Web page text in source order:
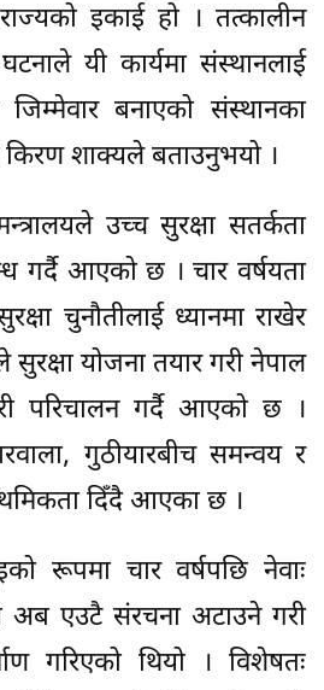
राज्यको इकाई हो । तत्कालीन
यी कार्यमा संस्थानलाई
बनाएको संस्थानका
किरण शाक्यले बताउनुभयो ।
उच्च सुरक्षा सतर्कता
गर्दै आएको छ । चार वर्षयता
चुनौतीलाई ध्यानमा राखेर
सुरक्षा योजना तयार गरी नेपाल
परिचालन गर्दै आएको छ ।
गुठीयारबीच समन्वय र
दिँदै आएका छ ।
रूपमा चार वर्षपछि नेवाः
अब एउटै संरचना अटाउने गरी
गरिएको थियो । विशेषतः